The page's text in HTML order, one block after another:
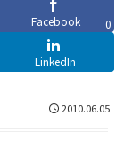
Facebook 0
LinkedIn
2010.06.05